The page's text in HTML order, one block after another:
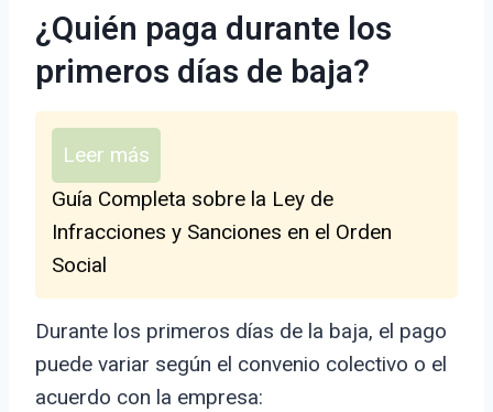
¿Quién paga durante los
primeros días de baja?
Leer más
Guía Completa sobre la Ley de
Infracciones y Sanciones en el Orden
Social
Durante los primeros días de la baja, el pago
puede variar según el convenio colectivo o el
acuerdo con la empresa: